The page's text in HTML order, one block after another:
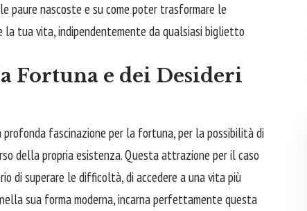
paure nascoste e su come poter trasformare le
tua vita, indipendentemente da qualsiasi biglietto
Fortuna e dei Desideri
fascinazione per la fortuna, per la possibilità di
della propria esistenza. Questa attrazione per il caso
di superare le difficoltà, di accedere a una vita più
sua forma moderna, incarna perfettamente questa